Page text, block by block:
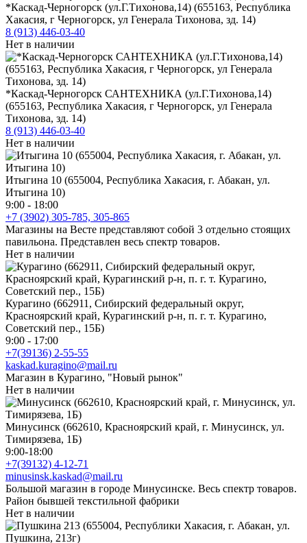
*Каскад-Черногорск (ул.Г.Тихонова,14) (655163, Республика
Хакасия, г Черногорск, ул Генерала Тихонова, зд. 14)
8 (913) 446-03-40
Нет в наличии
*Каскад-Черногорск САНТЕХНИКА (ул.Г.Тихонова,14)
(655163, Республика Хакасия, г Черногорск, ул Генерала
Тихонова, зд. 14)
8 (913) 446-03-40
Нет в наличии
Итыгина 10 (655004, Республика Хакасия, г. Абакан, ул.
Итыгина 10)
9:00 - 18:00
+7 (3902) 305-785, 305-865
Магазины на Весте представляют собой 3 отдельно стоящих
павильона. Представлен весь спектр товаров.
Нет в наличии
Курагино (662911, Сибирский федеральный округ,
Красноярский край, Курагинский р-н, п. г. т. Курагино,
Советский пер., 15Б)
9:00 - 17:00
+7(39136) 2-55-55
kaskad.kuragino@mail.ru
Магазин в Курагино, "Новый рынок"
Нет в наличии
Минусинск (662610, Красноярский край, г. Минусинск, ул.
Тимирязева, 1Б)
9:00-18:00
+7(39132) 4-12-71
minusinsk.kaskad@mail.ru
Большой магазин в городе Минусинске. Весь спектр товаров.
Район бывшей текстильной фабрики
Нет в наличии